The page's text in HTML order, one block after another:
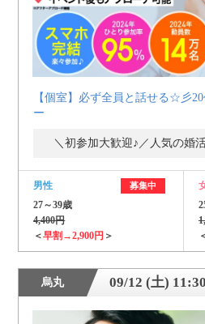
【個室】必ず全員と話せる☆彡
ー
＼初参加大歓迎♪／人気の婚
男性 募集中
27～39歳
4,400円
＜早割→2,900円 ＞
烏丸 09/12 (土)